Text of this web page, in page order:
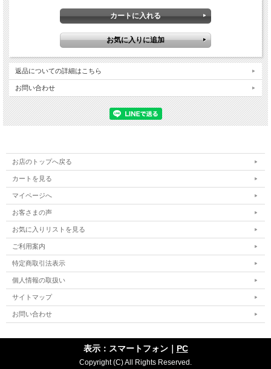
返品についての詳細はこちら
お問い合わせ
お店のトップへ戻る
カートを見る
マイページへ
お客さまの声
お気に入りリストを見る
ご利用案内
特定商取引法表示
個人情報の取扱い
サイトマップ
お問い合わせ
表示：スマートフォン｜ PC
Copyright (C) All Rights Reserved.